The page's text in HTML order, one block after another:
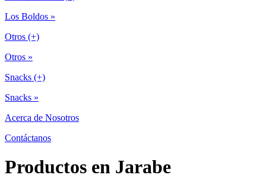
Los Boldos »
Otros (+)
Otros »
Snacks (+)
Snacks »
Acerca de Nosotros
Contáctanos
Productos en Jarabe